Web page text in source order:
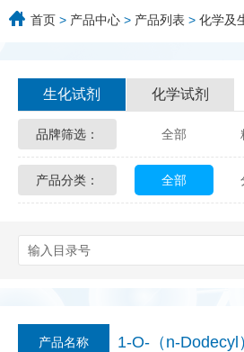
首页 > 产品中心 > 产品列表 > 化学及
生化试剂 化学试剂
品牌筛选： 全部
Glycon
产品分类： 全部
产品名称 1-O-（n-